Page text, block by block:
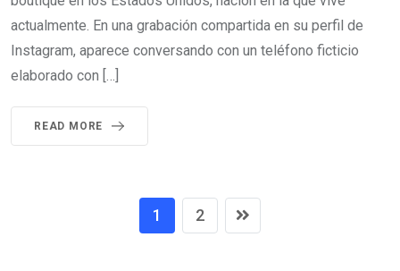
actualmente. En una grabación compartida en su perfil de
Instagram, aparece conversando con un teléfono ficticio
elaborado con […]
READ MORE
1 2